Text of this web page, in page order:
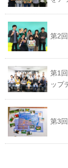
第2
第1
ップ
第3